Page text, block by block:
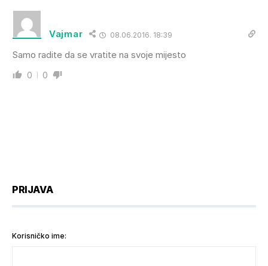
Vajmar 08.06.2016. 18:39
Samo radite da se vratite na svoje mijesto
0 0
PRIJAVA
Korisničko ime: